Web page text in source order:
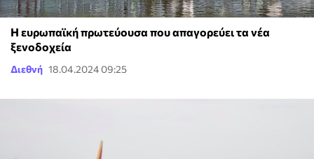
H ευρωπαϊκή πρωτεύουσα που απαγορεύει τα νέα
ξενοδοχεία
Διεθνή 18.04.2024 09:25